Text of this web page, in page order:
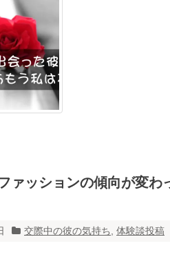
ァッションの傾向が変
交際中の彼の気持ち 体験談投稿